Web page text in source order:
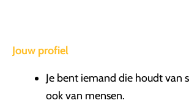
Jouw profiel
Je bent iemand die houdt van
ook van mensen.